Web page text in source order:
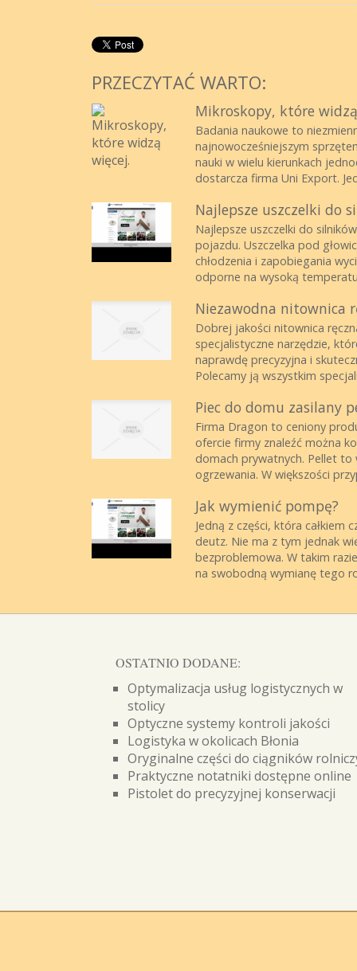
PRZECZYTAĆ WARTO:
Mikroskopy, które
Badania naukowe to
najnowocześniejszym
nauki w wielu kierunkach
dostarcza firma Uni Export.
Najlepsze uszczelki do
Najlepsze uszczelki do
pojazdu. Uszczelka pod
chłodzenia i zapobiegania
odporne na wysoką
Niezawodna nitownica
Dobrej jakości nitownica
specjalistyczne narzędzie,
naprawdę precyzyjna i
Polecamy ją wszystkim
Piec do domu zasilany
Firma Dragon to ceniony
ofercie firmy znaleźć można
domach prywatnych. Pellet
ogrzewania. W większości
Jak wymienić pompę?
Jedną z części, która
deutz. Nie ma z tym jednak
bezproblemowa. W takim
na swobodną wymianę tego
OSTATNIO DODANE:
Optymalizacja usług logistycznych w
stolicy
Optyczne systemy kontroli jakości
Logistyka w okolicach Błonia
Oryginalne części do ciągników
Praktyczne notatniki dostępne online
Pistolet do precyzyjnej konserwacji